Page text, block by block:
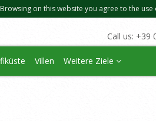
on this website you agree to the
Call us: +39
Villen Weitere Ziele